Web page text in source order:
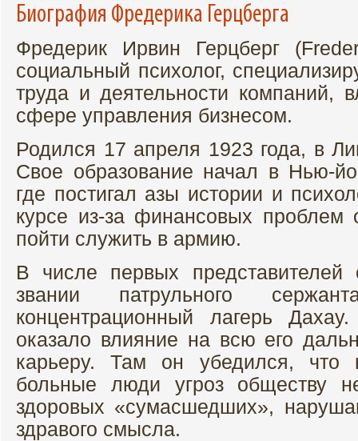
Биография Фредерика Герцберга
Фредерик Ирвин Герцберг
социальный психолог,
труда и деятельности компаний,
сфере управления бизнесом.
Родился 17 апреля 1923 года, в
Свое образование начал в Нью-
где постигал азы истории и
курсе из-за финансовых проблем
пойти служить в армию.
В числе первых представителей
звании патрульного
концентрационный лагерь
оказало влияние на всю его
карьеру. Там он убедился, что
больные люди угроз обществу
здоровых «сумасшедших»,
здравого смысла.